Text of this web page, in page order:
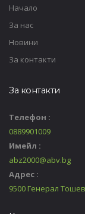
Начало
За нас
Новини
За контакти
За контакти
Телефон :
0889901009
Имейл :
abz2000@abv.bg
Адрес :
9500 Генерал